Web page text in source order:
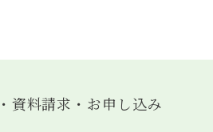
資料請求・お申し込み